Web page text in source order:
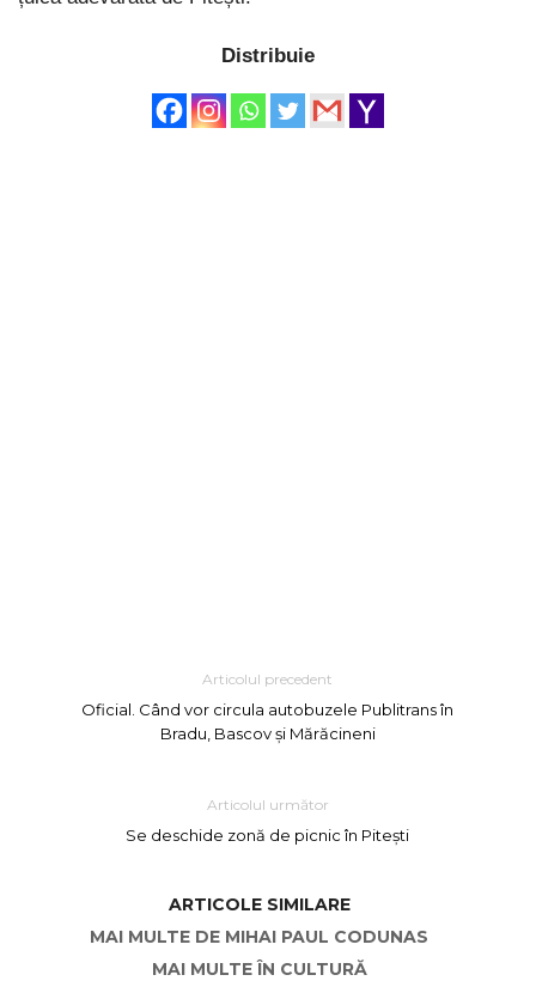
Distribuie
Articolul precedent
Oficial. Când vor circula autobuzele Publitrans în
Bradu, Bascov și Mărăcineni
Articolul următor
Se deschide zonă de picnic în Pitești
ARTICOLE SIMILARE
MAI MULTE DE MIHAI PAUL CODUNAS
MAI MULTE ÎN CULTURĂ